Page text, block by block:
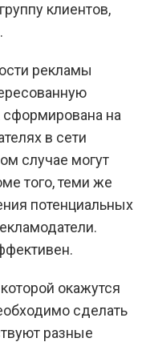
клиентов,
рекламы
сформирована на
в сети
случае могут
того, теми же
потенциальных
окажутся
сделать
разные